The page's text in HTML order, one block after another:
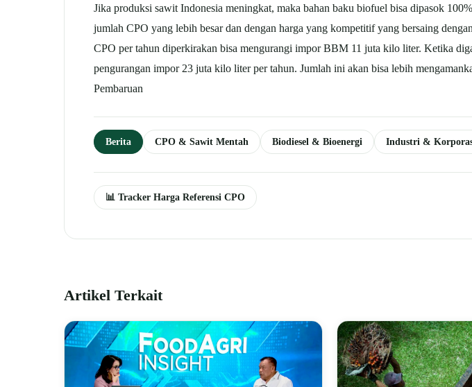
Jika produksi sawit Indonesia meningkat, maka bahan baku biofuel bisa dipasok
jumlah CPO yang lebih besar dan dengan harga yang kompetitif yang bersaing
CPO per tahun diperkirakan bisa mengurangi impor BBM 11 juta kilo liter. Ketika
pengurangan impor 23 juta kilo liter per tahun. Jumlah ini akan bisa lebih
Pembaruan
Berita CPO & Sawit Mentah Biodiesel & Bioenergi Industri &
📊 Tracker Harga Referensi CPO
Artikel Terkait